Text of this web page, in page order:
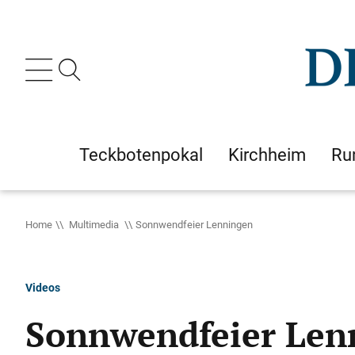
Teckbotenpokal Kirchheim
Home Multimedia Sonnwendfeier Lenningen
Videos
Sonnwendfeier